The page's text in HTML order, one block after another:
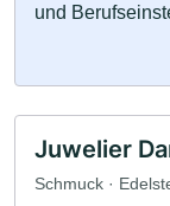
und
Juwelier
Schmuck ·